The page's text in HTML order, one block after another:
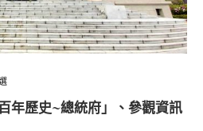
年歷史~總統府」、參觀資訊